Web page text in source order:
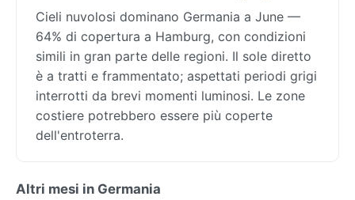
Cieli nuvolosi dominano Germania a June —
64% di copertura a Hamburg, con condizioni
simili in gran parte delle regioni. Il sole diretto
è a tratti e frammentato; aspettati periodi grigi
interrotti da brevi momenti luminosi. Le zone
costiere potrebbero essere più coperte
dell'entroterra.
Altri mesi in Germania